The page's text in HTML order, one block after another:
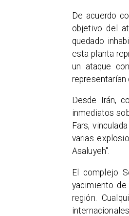
De acuerdo
objetivo del
quedado
esta planta
un ataque
representarían
Desde Irán,
inmediatos
Fars,
varias
Asaluyeh".
El complejo
yacimiento
región.